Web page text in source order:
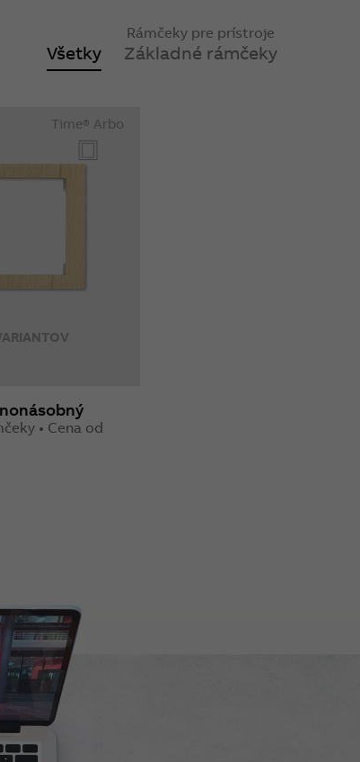
Všetky
Rámčeky pre prístroje
Základné rámčeky
Time® Arbo
• Cena od